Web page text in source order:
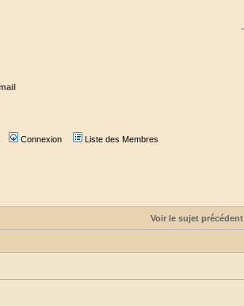
Connexion Liste des Membres
Voir le sujet précédent